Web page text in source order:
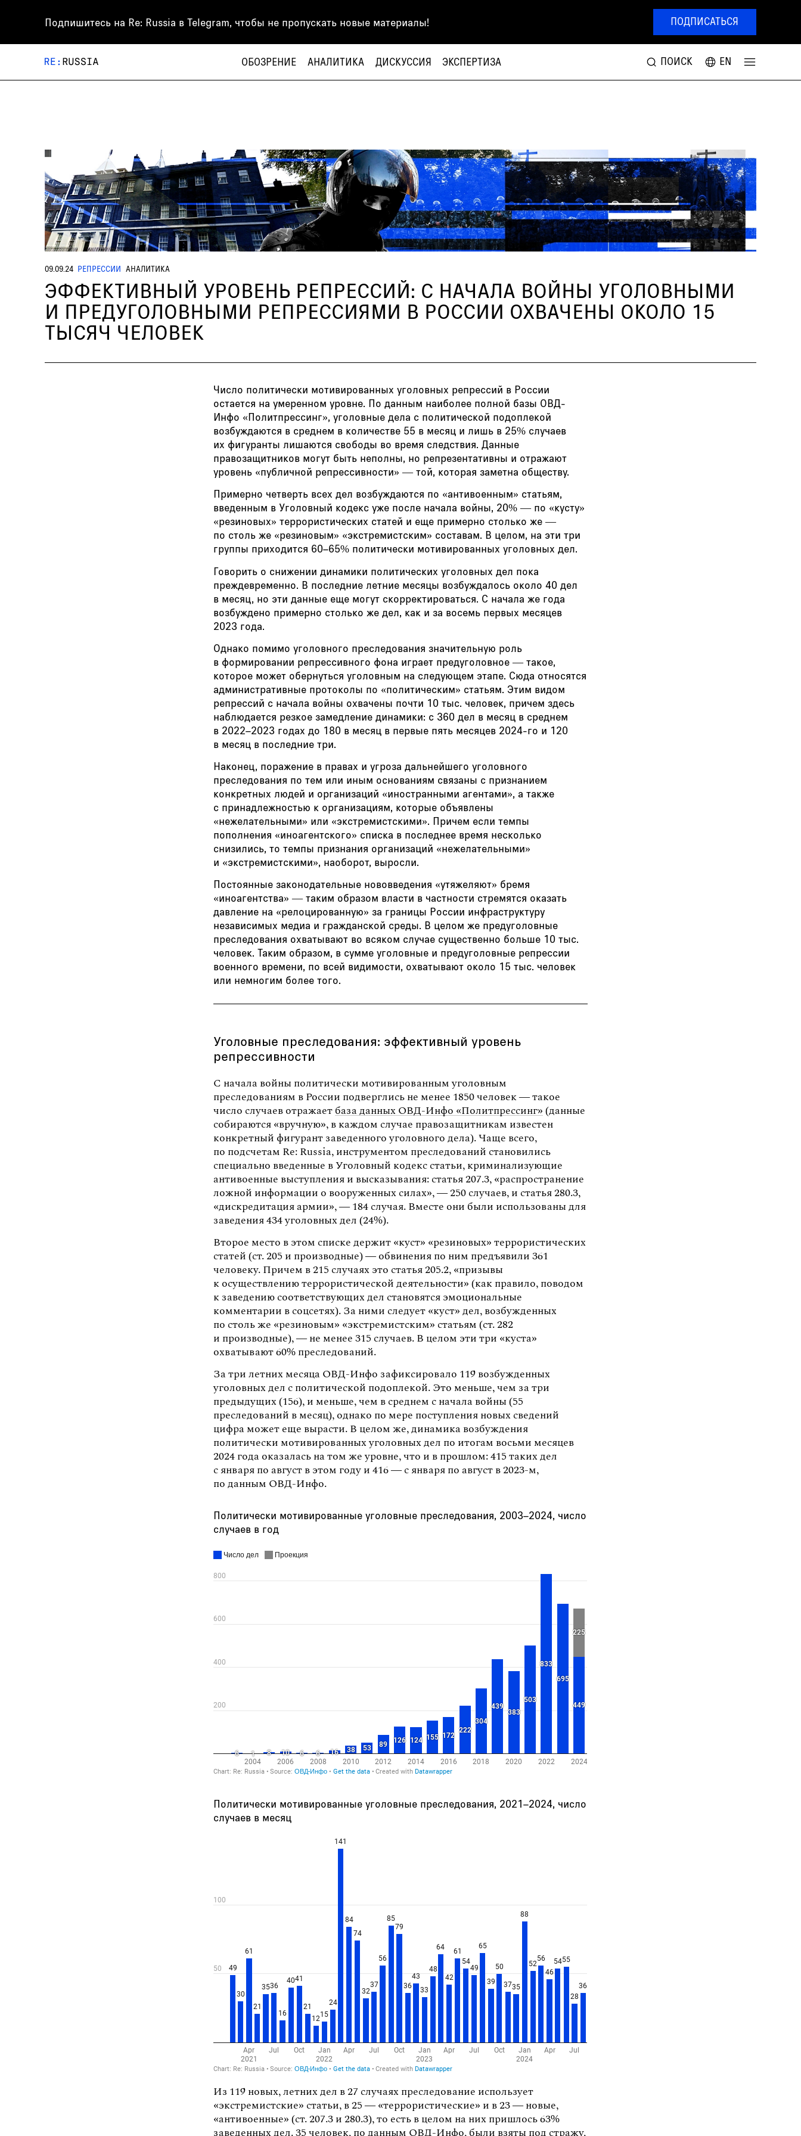
Подпишитесь на Re: Russia в Telegram, чтобы не пропускать новые материалы! ПОДПИСАТЬСЯ
ОБОЗРЕНИЕ АНАЛИТИКА ДИСКУССИЯ ЭКСПЕРТИЗА ПОИСК EN
09.09.24 РЕПРЕССИИ АНАЛИТИКА
ЭФФЕКТИВНЫЙ УРОВЕНЬ РЕПРЕССИЙ: С НАЧАЛА ВОЙНЫ УГОЛОВНЫМИ
И ПРЕДУГОЛОВНЫМИ РЕПРЕССИЯМИ В РОССИИ ОХВАЧЕНЫ ОКОЛО 15
ТЫСЯЧ ЧЕЛОВЕК
Число политически мотивированных уголовных репрессий в России
остается на умеренном уровне. По данным наиболее полной базы ОВД-
Инфо «Политпрессинг», уголовные дела с политической подоплекой
возбуждаются в среднем в количестве 55 в месяц и лишь в 25% случаев
их фигуранты лишаются свободы во время следствия. Данные
правозащитников могут быть неполны, но репрезентативны и отражают
уровень «публичной репрессивности» — той, которая заметна обществу.
Примерно четверть всех дел возбуждаются по «антивоенным» статьям,
введенным в Уголовный кодекс уже после начала войны, 20% — по «кусту»
«резиновых» террористических статей и еще примерно столько же —
по столь же «резиновым» «экстремистским» составам. В целом, на эти три
группы приходится 60–65% политически мотивированных уголовных дел.
Говорить о снижении динамики политических уголовных дел пока
преждевременно. В последние летние месяцы возбуждалось около 40 дел
в месяц, но эти данные еще могут скорректироваться. С начала же года
возбуждено примерно столько же дел, как и за восемь первых месяцев
2023 года.
Однако помимо уголовного преследования значительную роль
в формировании репрессивного фона играет предуголовное — такое,
которое может обернуться уголовным на следующем этапе. Сюда относятся
административные протоколы по «политическим» статьям. Этим видом
репрессий с начала войны охвачены почти 10 тыс. человек, причем здесь
наблюдается резкое замедление динамики: с 360 дел в месяц в среднем
в 2022–2023 годах до 180 в месяц в первые пять месяцев 2024-го и 120
в месяц в последние три.
Наконец, поражение в правах и угроза дальнейшего уголовного
преследования по тем или иным основаниям связаны с признанием
конкретных людей и организаций «иностранными агентами», а также
с принадлежностью к организациям, которые объявлены
«нежелательными» или «экстремистскими». Причем если темпы
пополнения «иноагентского» списка в последнее время несколько
снизились, то темпы признания организаций «нежелательными»
и «экстремистскими», наоборот, выросли.
Постоянные законодательные нововведения «утяжеляют» бремя
«иноагентства» — таким образом власти в частности стремятся оказать
давление на «релоцированную» за границы России инфраструктуру
независимых медиа и гражданской среды. В целом же предуголовные
преследования охватывают во всяком случае существенно больше 10 тыс.
человек. Таким образом, в сумме уголовные и предуголовные репрессии
военного времени, по всей видимости, охватывают около 15 тыс. человек
или немногим более того.
Уголовные преследования: эффективный уровень
репрессивности
С начала войны политически мотивированным уголовным
преследованиям в России подверглись не менее 1850 человек — такое
число случаев отражаетбаза данных ОВД-Инфо «Политпрессинг»(данные
собираются «вручную», в каждом случае правозащитникам известен
конкретный фигурант заведенного уголовного дела). Чаще всего,
по подсчетам Re: Russia, инструментом преследований становились
специально введенные в Уголовный кодекс статьи, криминализующие
антивоенные выступления и высказывания: статья 207.3, «распространение
ложной информации о вооруженных силах», — 250 случаев, и статья 280.3,
«дискредитация армии», — 184 случая. Вместе они были использованы для
заведения 434 уголовных дел (24%).
Второе место в этом списке держит «куст» «резиновых» террористических
статей (ст. 205 и производные) — обвинения по ним предъявили 361
человеку. Причем в 215 случаях это статья 205.2, «призывы
к осуществлению террористической деятельности» (как правило, поводом
к заведению соответствующих дел становятся эмоциональные
комментарии в соцсетях). За ними следует «куст» дел, возбужденных
по столь же «резиновым» «экстремистским» статьям (ст. 282
и производные), — не менее 315 случаев. В целом эти три «куста»
охватывают 60% преследований.
За три летних месяца ОВД-Инфо зафиксировало 119 возбужденных
уголовных дел с политической подоплекой. Это меньше, чем за три
предыдущих (156), и меньше, чем в среднем с начала войны (55
преследований в месяц), однако по мере поступления новых сведений
цифра может еще вырасти. В целом же, динамика возбуждения
политически мотивированных уголовных дел по итогам восьми месяцев
2024 года оказалась на том же уровне, что и в прошлом: 415 таких дел
с января по август в этом году и 416 — с января по август в 2023-м,
по данным ОВД-Инфо.
Политически мотивированные уголовные преследования, 2003–2024, число
случаев в год
Политически мотивированные уголовные преследования, 2021–2024, число
случаев в месяц
Из 119 новых, летних дел в 27 случаях преследование использует
«экстремистские» статьи, в 25 — «террористические» и в 23 — новые,
«антивоенные» (ст. 207.3 и 280.3), то есть в целом на них пришлось 63%
заведенных дел. 35 человек, по данным ОВД-Инфо, были взяты под стражу,